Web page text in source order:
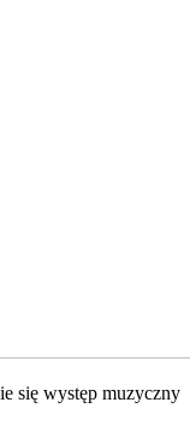
się występ muzyczny